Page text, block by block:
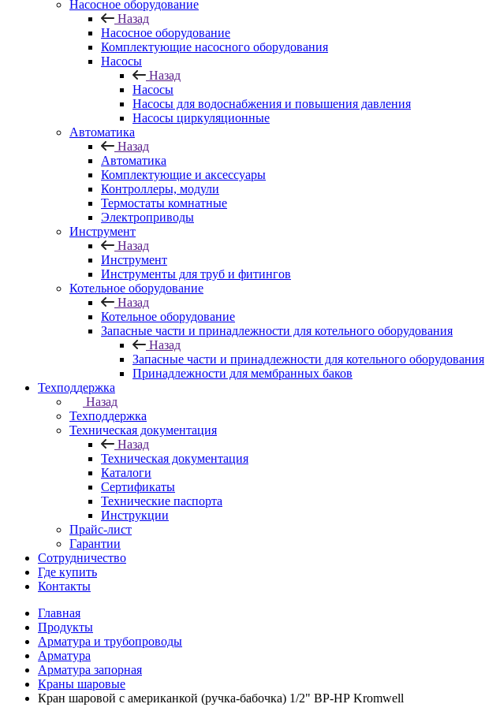
Насосное оборудование
Назад
Насосное оборудование
Комплектующие насосного оборудования
Насосы
Назад
Насосы
Насосы для водоснабжения и повышения давления
Насосы циркуляционные
Автоматика
Назад
Автоматика
Комплектующие и аксессуары
Контроллеры, модули
Термостаты комнатные
Электроприводы
Инструмент
Назад
Инструмент
Инструменты для труб и фитингов
Котельное оборудование
Назад
Котельное оборудование
Запасные части и принадлежности для котельного оборудования
Назад
Запасные части и принадлежности для котельного оборудования
Принадлежности для мембранных баков
Техподдержка
Назад
Техподдержка
Техническая документация
Назад
Техническая документация
Каталоги
Сертификаты
Технические паспорта
Инструкции
Прайс-лист
Гарантии
Сотрудничество
Где купить
Контакты
Главная
Продукты
Арматура и трубопроводы
Арматура
Арматура запорная
Краны шаровые
Кран шаровой с американкой (ручка-бабочка) 1/2" ВР-НР Kromwell